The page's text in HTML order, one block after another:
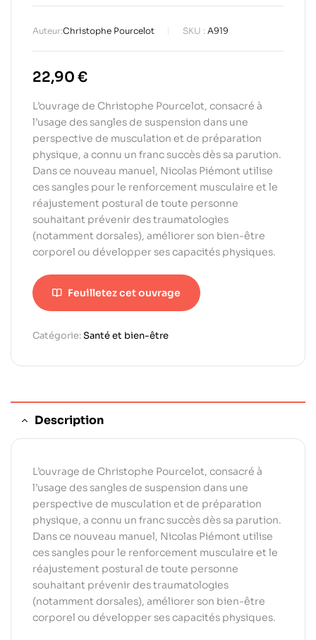
Auteur:Christophe Pourcelot SKU : A919
22,90 €
L’ouvrage de Christophe Pourcelot, consacré à
l’usage des sangles de suspension dans une
perspective de musculation et de préparation
physique, a connu un franc succès dès sa parution.
Dans ce nouveau manuel, Nicolas Piémont utilise
ces sangles pour le renforcement musculaire et le
réajustement postural de toute personne
souhaitant prévenir des traumatologies
(notamment dorsales), améliorer son bien-être
corporel ou développer ses capacités physiques.
Feuilletez cet ouvrage
Catégorie:Santé et bien-être
Description
L’ouvrage de Christophe Pourcelot, consacré à
l’usage des sangles de suspension dans une
perspective de musculation et de préparation
physique, a connu un franc succès dès sa parution.
Dans ce nouveau manuel, Nicolas Piémont utilise
ces sangles pour le renforcement musculaire et le
réajustement postural de toute personne
souhaitant prévenir des traumatologies
(notamment dorsales), améliorer son bien-être
corporel ou développer ses capacités physiques.